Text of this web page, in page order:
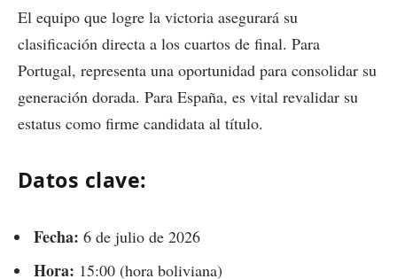
El equipo que logre la victoria asegurará su
clasificación directa a los cuartos de final. Para
Portugal, representa una oportunidad para consolidar su
generación dorada. Para España, es vital revalidar su
estatus como firme candidata al título.
Datos clave:
Fecha: 6 de julio de 2026
Hora: 15:00 (hora boliviana)